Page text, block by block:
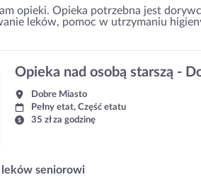
opieki. Opieka potrzebna jest
leków, pomoc w utrzymaniu
Opieka nad osobą starszą -
Dobre Miasto
Pełny etat, Część etatu
35 zł za godzinę
leków seniorowi